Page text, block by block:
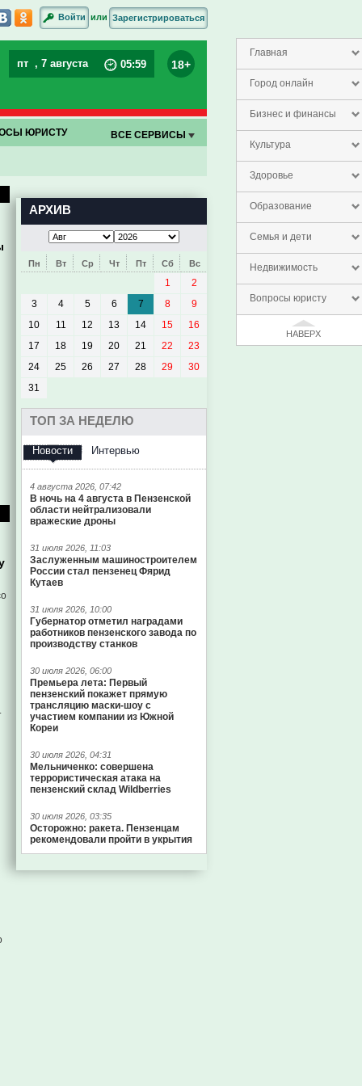
Главная
Город онлайн
Бизнес и финансы
Культура
Здоровье
Образование
Семья и дети
Недвижимость
Вопросы юристу
НАВЕРХ
Войти или Зарегистрироваться
пт , 7 августа 05:59 18+
ЮРИСТУ ВСЕ СЕРВИСЫ
АРХИВ
Пн Вт Ср Чт Пт Сб Вс
1
2
3
4 5 6 7 8
9
10
11 12 13 14 15
16
17
18 19 20 21 22
23
24
25 26 27 28 29
30
31
ТОП ЗА НЕДЕЛЮ
Новости Интервью
4 августа 2026, 07:42
В ночь на 4 августа в Пензенской
области нейтрализовали
вражеские дроны
31 июля 2026, 11:03
Заслуженным машиностроителем
России стал пензенец Фярид
Кутаев
31 июля 2026, 10:00
Губернатор отметил наградами
работников пензенского завода по
производству станков
30 июля 2026, 06:00
Премьера лета: Первый
пензенский покажет прямую
трансляцию маски-шоу с
участием компании из Южной
Кореи
30 июля 2026, 04:31
Мельниченко: совершена
террористическая атака на
пензенский склад Wildberries
30 июля 2026, 03:35
Осторожно: ракета. Пензенцам
рекомендовали пройти в укрытия